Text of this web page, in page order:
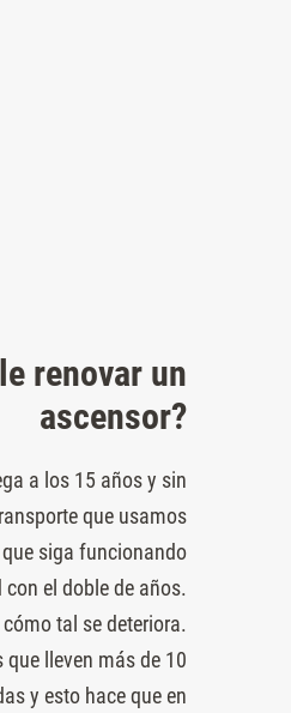
renovar un
ascensor?
a los 15 años y sin
que usamos
siga funcionando
el doble de años.
tal se deteriora.
que lleven más de 10
y esto hace que en